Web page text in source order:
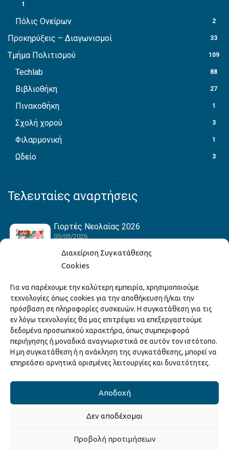
Διαχείριση Συγκατάθεσης
Cookies
Για να παρέχουμε την καλύτερη εμπειρία, χρησιμοποιούμε
τεχνολογίες όπως cookies για την αποθήκευση ή/και την
πρόσβαση σε πληροφορίες συσκευών. Η συγκατάθεση για τις
εν λόγω τεχνολογίες θα μας επιτρέψει να επεξεργαστούμε
δεδομένα προσωπικού χαρακτήρα, όπως συμπεριφορά
περιήγησης ή μοναδικά αναγνωριστικά σε αυτόν τον ιστότοπο.
Η μη συγκατάθεση ή η ανάκληση της συγκατάθεσης, μπορεί να
επηρεάσει αρνητικά ορισμένες λειτουργίες και δυνατότητες.
Αποδοχή
Δεν αποδέχομαι
Προβολή προτιμήσεων
1
Πόλις Ονείρων 2
Προκηρύξεις – Διαγωνισμοί 33
Τμήμα Πολιτισμού 109
Techlab 88
Βιβλιοθήκη 27
Πινακοθήκη 1
Σχολή χορού 3
Φιλαρμονική 1
Ωδείο 3
Τελευταίες αναρτήσεις
Γιορτές Νεολαίας 2026
05/05/2026
Hack the Match: Γνωρίζοντας τα Αμερικανικά
Αθλήματα! Δημιουργώντας το Δικό σου
Game Story!
22/04/2026
Ξάνθη – Πόλις Ονείρων Μουσικών Σχολείων
2026
15/04/2026
Copyright © 2025 Διεύθυνση Πολιτισμού Δήμου Ξάνθης. All Rights